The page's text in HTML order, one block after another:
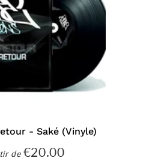
- Saké (Vinyle)
de Prix
€20.00